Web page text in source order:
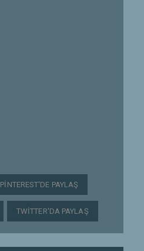
PINTEREST'DE PAYLAŞ
TWITTER'DA PAYLAŞ